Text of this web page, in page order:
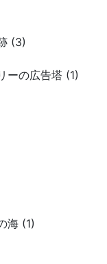
(3)
ーの広告塔 (1)
海 (1)